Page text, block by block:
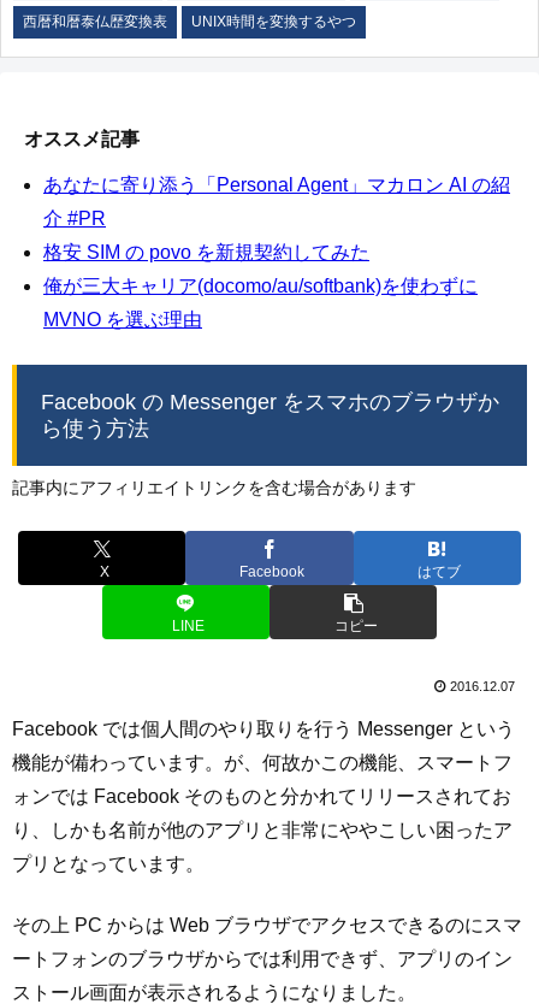
西暦和暦泰仏歴変換表 UNIX時間を変換するやつ
オススメ記事
あなたに寄り添う「Personal Agent」マカロン AI の紹
介 #PR
格安 SIM の povo を新規契約してみた
俺が三大キャリア(docomo/au/softbank)を使わずに
MVNO を選ぶ理由
Facebook の Messenger をスマホのブラウザか
ら使う方法
記事内にアフィリエイトリンクを含む場合があります
X Facebook はてブ
LINE コピー
2016.12.07
Facebook では個人間のやり取りを行う Messenger という
機能が備わっています。が、何故かこの機能、スマートフ
ォンでは Facebook そのものと分かれてリリースされてお
り、しかも名前が他のアプリと非常にややこしい困ったア
プリとなっています。
その上 PC からは Web ブラウザでアクセスできるのにスマ
ートフォンのブラウザからでは利用できず、アプリのイン
ストール画面が表示されるようになりました。